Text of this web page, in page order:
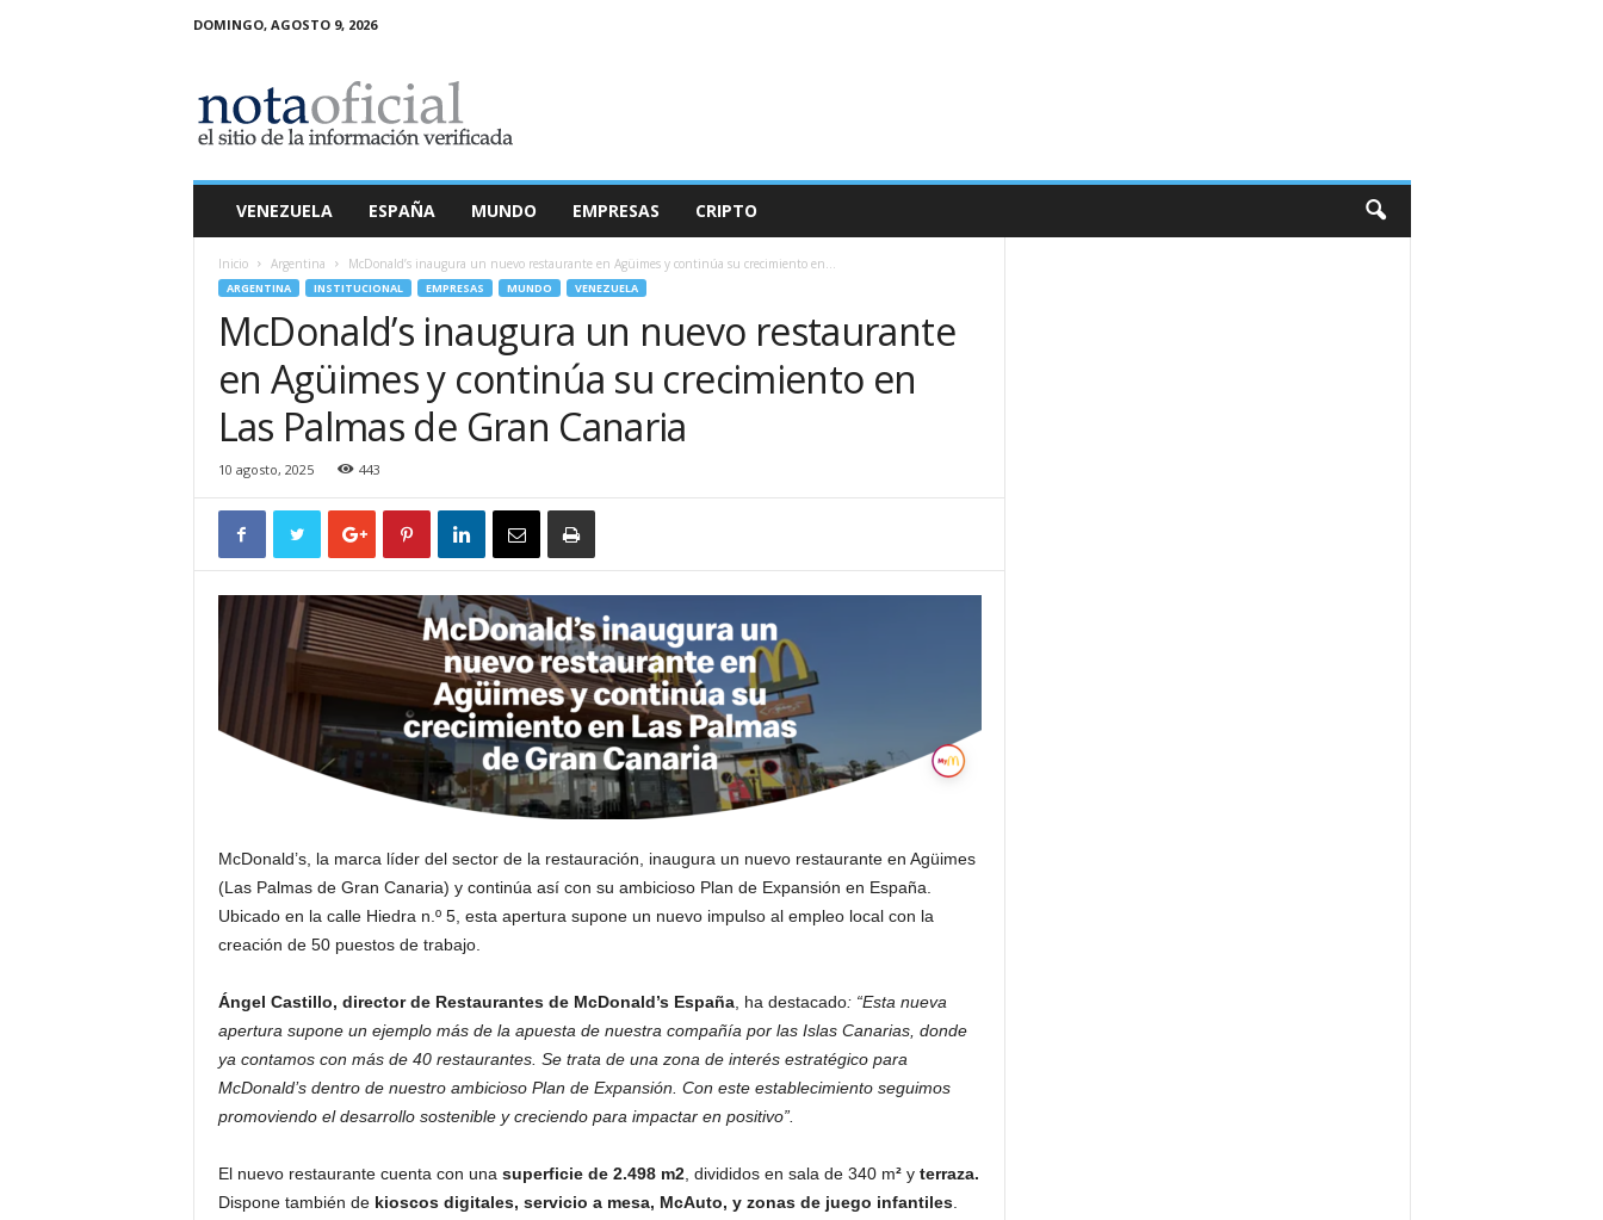
DOMINGO, AGOSTO 9, 2026
a
O
VENEZUELA ESPAÑA MUNDO EMPRESAS CRIPTO
Inicio Argentina McDonald’s inaugura un nuevo restaurante en Agüimes y continúa su crecimiento en...
ARGENTINA INSTITUCIONAL EMPRESAS MUNDO VENEZUELA
McDonald’s inaugura un nuevo restaurante
en Agüimes y continúa su crecimiento en
Las Palmas de Gran Canaria
10 agosto, 2025 443
McDonald’s, la marca líder del sector de la restauración, inaugura un nuevo restaurante en Agüimes
(Las Palmas de Gran Canaria) y continúa así con su ambicioso Plan de Expansión en España.
Ubicado en la calle Hiedra n.º 5, esta apertura supone un nuevo impulso al empleo local con la
creación de 50 puestos de trabajo.
Ángel Castillo, director de Restaurantes de McDonald’s España, ha destacado: “Esta nueva
apertura supone un ejemplo más de la apuesta de nuestra compañía por las Islas Canarias, donde
ya contamos con más de 40 restaurantes. Se trata de una zona de interés estratégico para
McDonald’s dentro de nuestro ambicioso Plan de Expansión. Con este establecimiento seguimos
promoviendo el desarrollo sostenible y creciendo para impactar en positivo”.
El nuevo restaurante cuenta con una superficie de 2.498 m2, divididos en sala de 340 m² y terraza.
Dispone también de kioscos digitales, servicio a mesa, McAuto, y zonas de juego infantiles.